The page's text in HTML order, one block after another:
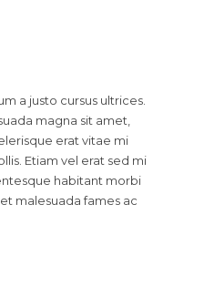
a justo cursus ultrices.
magna sit amet,
erat vitae mi
Etiam vel erat sed mi
habitant morbi
malesuada fames ac